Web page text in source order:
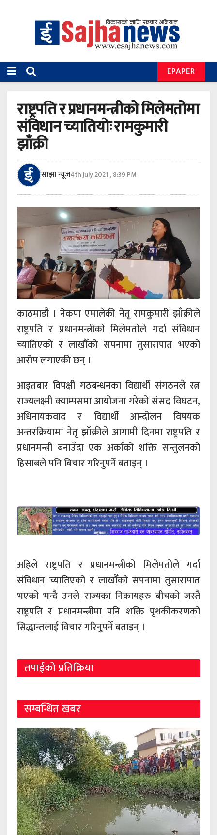
EPAPER
राष्ट्रपति र प्रधानमन्त्रीको मिलेमतोमा
संविधान च्यातियोः रामकुमारी
झाँक्री
साझा न्यूज4th July 2021 , 8:39 PM
काठमाडौ । नेकपा एमालेकी नेतृ रामकुमारी झाँक्रीले
राष्ट्रपति र प्रधानमन्त्रीको मिलेमतोले गर्दा संविधान
च्यातिएको र लाखौँको सपनामा तुसारापात भएको
आरोप लगाएकी छन् ।
आइतबार विपक्षी गठबन्धनका विद्यार्थी संगठनले रत्न
राज्यलक्ष्मी क्याम्पसमा आयोजना गरेको संसद विघटन,
अधिनायकवाद र विद्यार्थी आन्दोलन विषयक
अन्तरक्रियामा नेतृ झाँक्रीले आगामी दिनमा राष्ट्रपति र
प्रधानमन्त्री बनाउँदा एक अर्काको शक्ति सन्तुलनको
हिसाबले पनि बिचार गरिनुपर्ने बताइन् ।
अहिले राष्ट्रपति र प्रधानमन्त्रीको मिलेमतोले गर्दा
संविधान च्यातिएको र लाखौँको सपनामा तुसारापात
भएको भन्दै उनले राज्यका निकायहरु बीचको जस्तै
राष्ट्रपति र प्रधानमन्त्रीमा पनि शक्ति पृथकीकरणको
सिद्धान्तलाई विचार गरिनुपर्ने बताइन् ।
तपाईको प्रतिक्रिया
सम्बन्धित खबर